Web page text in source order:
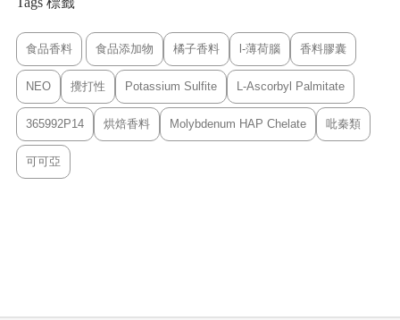
食品香料 食品添加物 橘子香料 l-薄荷腦 香料膠囊
NEO 攪打性 Potassium Sulfite L-Ascorbyl Palmitate
365992P14 烘焙香料 Molybdenum HAP Chelate 吡秦類
可可亞